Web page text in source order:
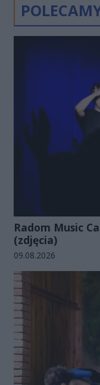
Radom Music
(zdjęcia)
Data dodania galerii:
09.08.2026